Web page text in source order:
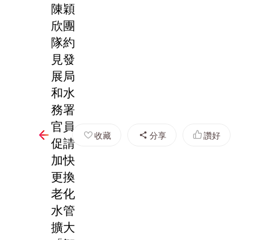
陳穎
欣團
隊約
見發
展局
和水
務署
官員
促請
加快
更換
老化
水管
擴大
收藏 分享 讚好